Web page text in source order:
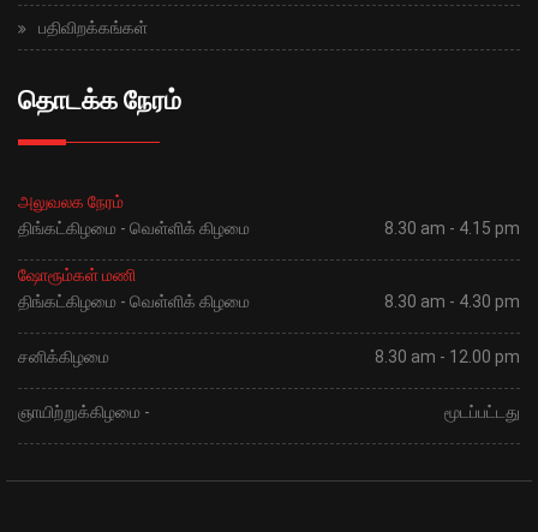
பதிவிறக்கங்கள்
தொடக்க நேரம்
அலுவலக நேரம்
திங்கட்கிழமை - வெள்ளிக் கிழமை
8.30 am - 4.15 pm
ஷோரூம்கள் மணி
திங்கட்கிழமை - வெள்ளிக் கிழமை
8.30 am - 4.30 pm
சனிக்கிழமை 8.30 am - 12.00 pm
ஞாயிற்றுக்கிழமை - மூடப்பட்டது